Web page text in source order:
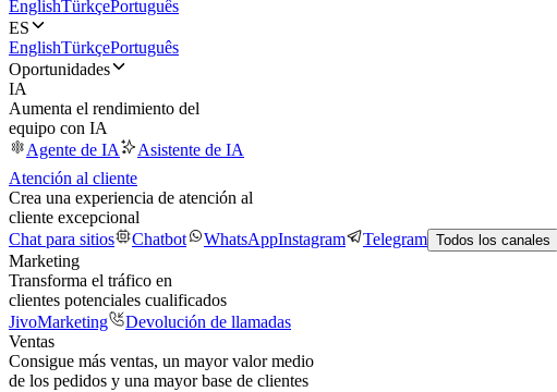
EnglishTürkçePortuguês
ES
EnglishTürkçePortuguês
Oportunidades
IA
Aumenta el rendimiento del
equipo con IA
Agente de IA
Asistente de IA
Atención al cliente
Crea una experiencia de atención al
cliente excepcional
Chat para sitios
Chatbot WhatsAppInstagram Telegram Todos los canales
Marketing
Transforma el tráfico en
clientes potenciales cualificados
JivoMarketing
Devolución de llamadas
Ventas
Consigue más ventas, un mayor valor medio
de los pedidos y una mayor base de clientes